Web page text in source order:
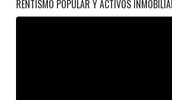
RENTISMO POPULAR Y ACTIVOS